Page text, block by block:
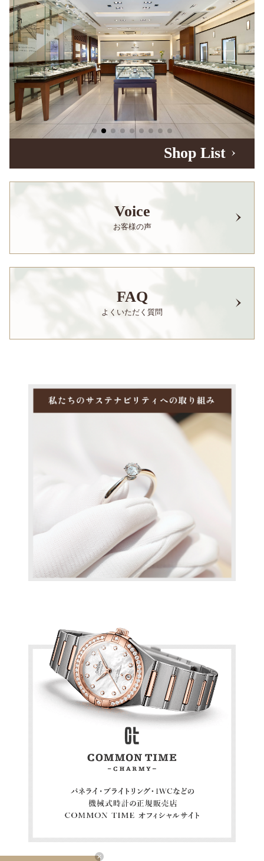
Shop List
Voice
お客様の声
FAQ
よくいただく質問